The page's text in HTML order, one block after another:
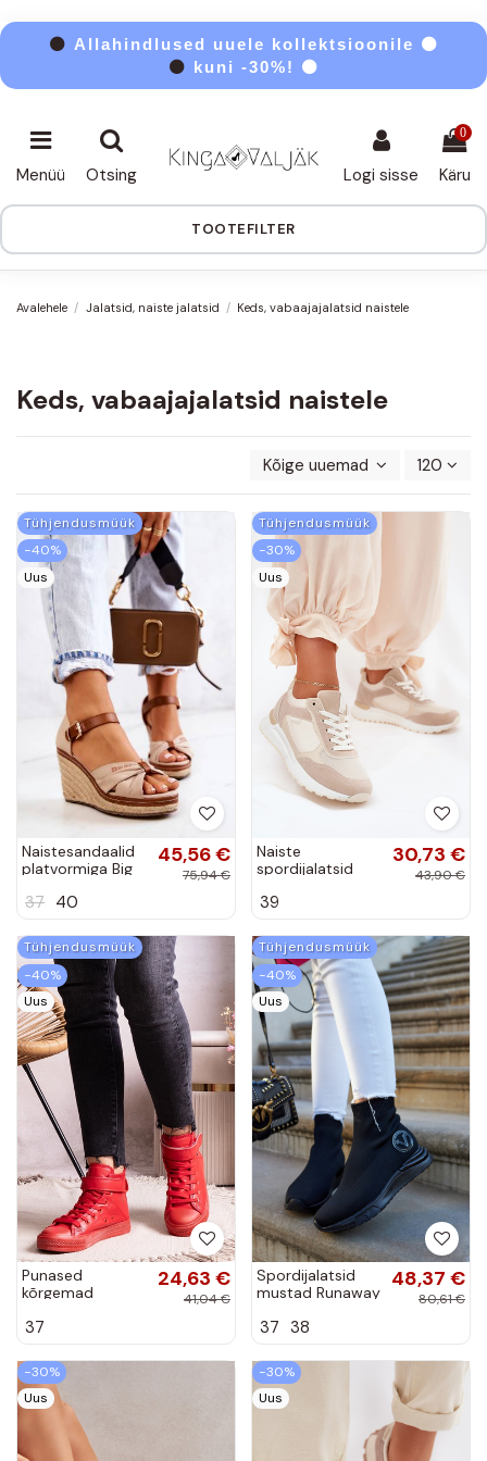
⚫ Allahindlused uuele kollektsioonile ⚫
⚫ kuni -30%! ⚫
Menüü Otsing Logi sisse
0
Käru
TOOTEFILTER
Avalehele Jalatsid, naiste jalatsid Keds, vabaajajalatsid naistele
Keds, vabaajajalatsid naistele
Kõige uuemad enne 120
Tühjendusmüük
−40%
Uus
Naistesandaalid
platvormiga Big
45,56 €
75,94 €
37 40
Tühjendusmüük
−30%
Uus
Naiste
spordijalatsid
30,73 €
43,90 €
39
Tühjendusmüük
−40%
Uus
Punased
kõrgemad
kunstnahast
24,63 €
41,04 €
37
Tühjendusmüük
−40%
Uus
Spordijalatsid
mustad Runaway
48,37 €
80,61 €
37 38
−30%
Uus
−30%
Uus